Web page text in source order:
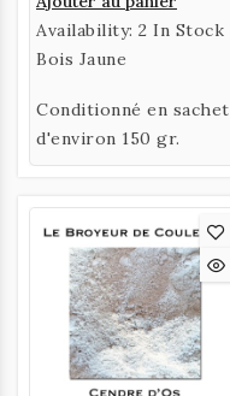
Availability: 2 In Stock
Bois Jaune
Conditionné en sachet
d'environ 150 gr.